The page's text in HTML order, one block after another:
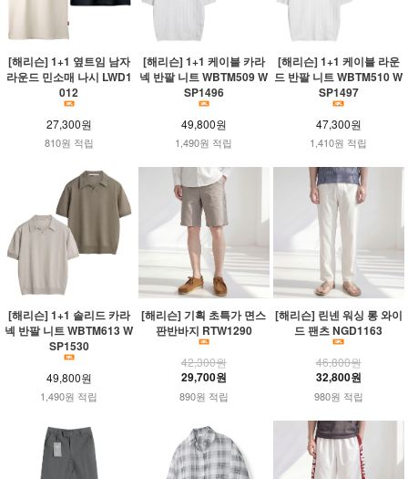
[해리슨] 1+1 옆트임 남자
라운드 민소매 나시 LWD1
012
27,300원
810원 적립
[해리슨] 1+1 케이블 카라
넥 반팔 니트 WBTM509 W
SP1496
49,800원
1,490원 적립
[해리슨] 1+1 케이블 라운
드 반팔 니트 WBTM510 W
SP1497
47,300원
1,410원 적립
[해리슨] 1+1 솔리드 카라
넥 반팔 니트 WBTM613 W
SP1530
49,800원
1,490원 적립
[해리슨] 기획 초특가 면스
판반바지 RTW1290
42,300원
29,700원
890원 적립
[해리슨] 린넨 워싱 롱 와이
드 팬츠 NGD1163
46,800원
32,800원
980원 적립